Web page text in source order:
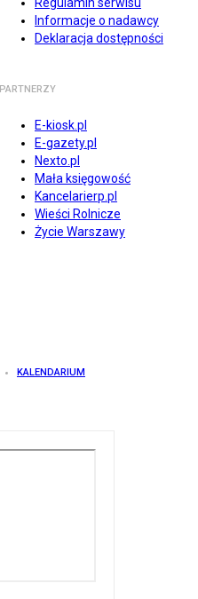
Informacje o nadawcy
Deklaracja dostępności
PARTNERZY
E-kiosk.pl
E-gazety.pl
Nexto.pl
Mała księgowość
Kancelarierp.pl
Wieści Rolnicze
Życie Warszawy
KALENDARIUM